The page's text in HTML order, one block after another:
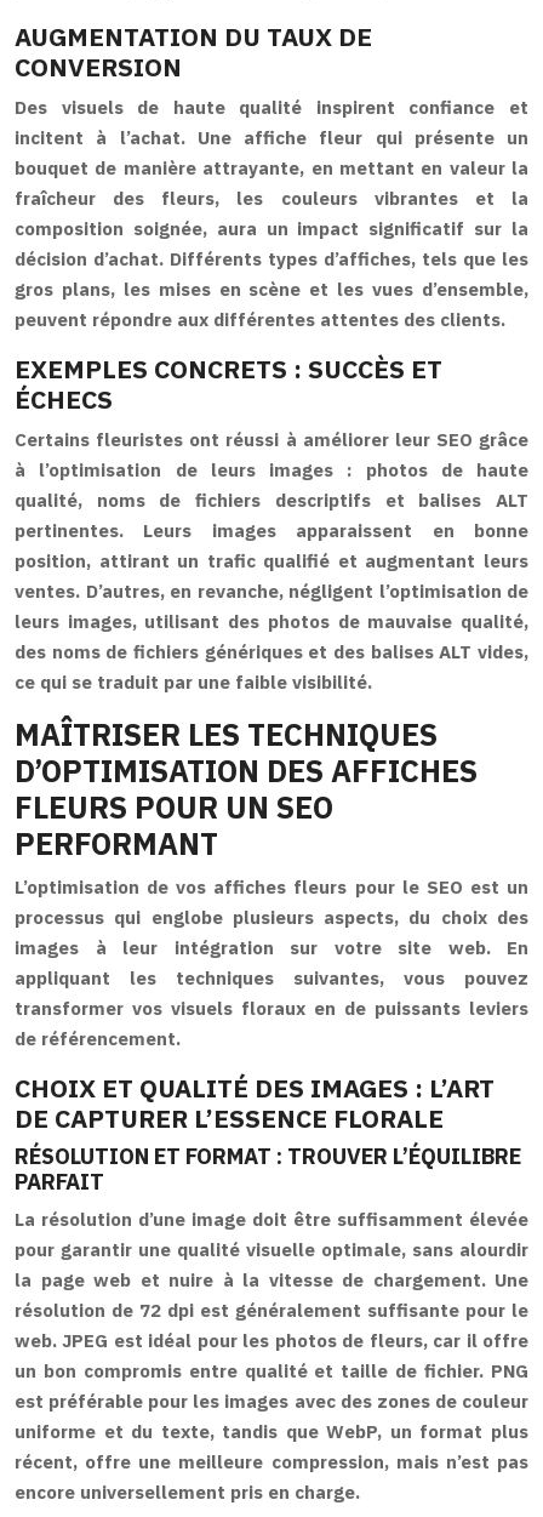
AUGMENTATION DU TAUX DE
CONVERSION
Des visuels de haute qualité inspirent confiance et
incitent à l’achat. Une affiche fleur qui présente un
bouquet de manière attrayante, en mettant en valeur la
fraîcheur des fleurs, les couleurs vibrantes et la
composition soignée, aura un impact significatif sur la
décision d’achat. Différents types d’affiches, tels que les
gros plans, les mises en scène et les vues d’ensemble,
peuvent répondre aux différentes attentes des clients.
EXEMPLES CONCRETS : SUCCÈS ET
ÉCHECS
Certains fleuristes ont réussi à améliorer leur SEO grâce
à l’optimisation de leurs images : photos de haute
qualité, noms de fichiers descriptifs et balises ALT
pertinentes. Leurs images apparaissent en bonne
position, attirant un trafic qualifié et augmentant leurs
ventes. D’autres, en revanche, négligent l’optimisation de
leurs images, utilisant des photos de mauvaise qualité,
des noms de fichiers génériques et des balises ALT vides,
ce qui se traduit par une faible visibilité.
MAÎTRISER LES TECHNIQUES
D’OPTIMISATION DES AFFICHES
FLEURS POUR UN SEO
PERFORMANT
L’optimisation de vos affiches fleurs pour le SEO est un
processus qui englobe plusieurs aspects, du choix des
images à leur intégration sur votre site web. En
appliquant les techniques suivantes, vous pouvez
transformer vos visuels floraux en de puissants leviers
de référencement.
CHOIX ET QUALITÉ DES IMAGES : L’ART
DE CAPTURER L’ESSENCE FLORALE
RÉSOLUTION ET FORMAT : TROUVER L’ÉQUILIBRE
PARFAIT
La résolution d’une image doit être suffisamment élevée
pour garantir une qualité visuelle optimale, sans alourdir
la page web et nuire à la vitesse de chargement. Une
résolution de 72 dpi est généralement suffisante pour le
web. JPEG est idéal pour les photos de fleurs, car il offre
un bon compromis entre qualité et taille de fichier. PNG
est préférable pour les images avec des zones de couleur
uniforme et du texte, tandis que WebP, un format plus
récent, offre une meilleure compression, mais n’est pas
encore universellement pris en charge.